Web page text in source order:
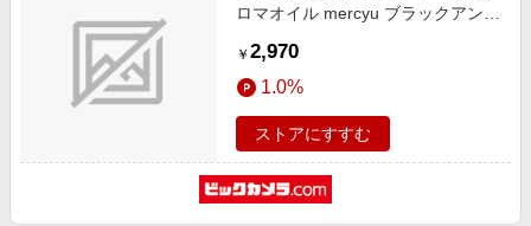
ロマオイル mercyu ブラックアンバ
￥ 2,970
1.0%
ストアにすすむ